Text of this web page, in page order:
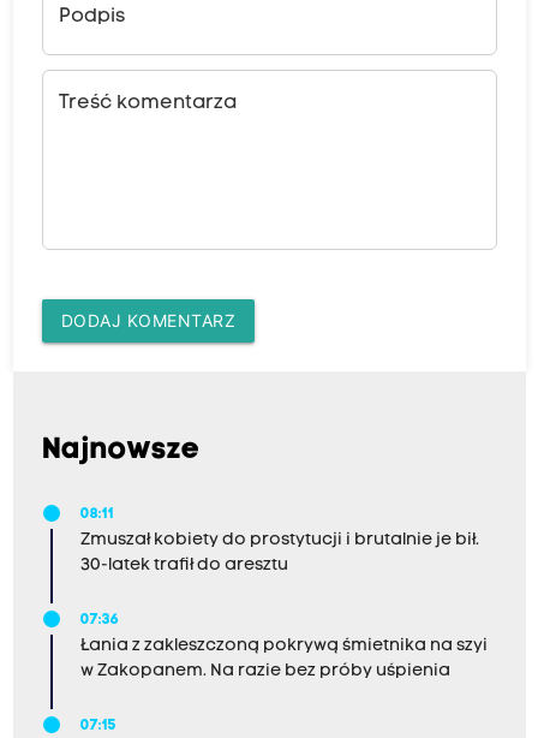
Podpis
Treść komentarza
DODAJ KOMENTARZ
Najnowsze
08:11
Zmuszał kobiety do prostytucji i brutalnie je bił.
30-latek trafił do aresztu
07:36
Łania z zakleszczoną pokrywą śmietnika na szyi
w Zakopanem. Na razie bez próby uśpienia
07:15